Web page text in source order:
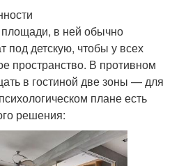
в ней обычно
под детскую, чтобы у всех
пространство. В противном
в гостиной две зоны — для
плане есть
решения: